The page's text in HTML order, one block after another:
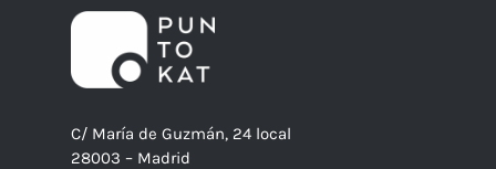
C/ María de Guzmán, 24 local
28003 – Madrid